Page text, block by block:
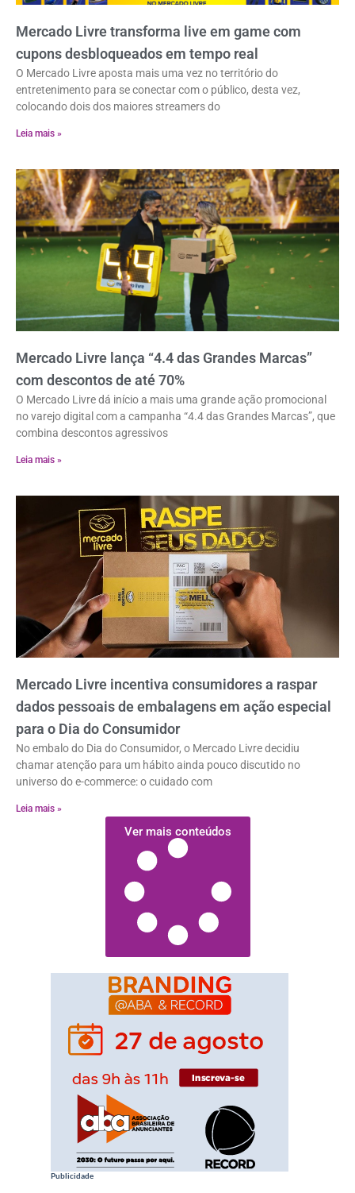
Mercado Livre transforma live em game com
cupons desbloqueados em tempo real
O Mercado Livre aposta mais uma vez no território do
entretenimento para se conectar com o público, desta vez,
colocando dois dos maiores streamers do
Leia mais »
Mercado Livre lança “4.4 das Grandes Marcas”
com descontos de até 70%
O Mercado Livre dá início a mais uma grande ação promocional
no varejo digital com a campanha “4.4 das Grandes Marcas”, que
combina descontos agressivos
Leia mais »
Mercado Livre incentiva consumidores a raspar
dados pessoais de embalagens em ação especial
para o Dia do Consumidor
No embalo do Dia do Consumidor, o Mercado Livre decidiu
chamar atenção para um hábito ainda pouco discutido no
universo do e-commerce: o cuidado com
Leia mais »
Ver mais conteúdos
Publicidade